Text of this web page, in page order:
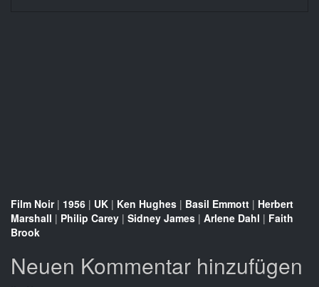
Film Noir| 1956 | UK | Ken Hughes | Basil Emmott | Herbert
Marshall | Philip Carey | Sidney James | Arlene Dahl | Faith
Brook
Neuen Kommentar hinzufügen